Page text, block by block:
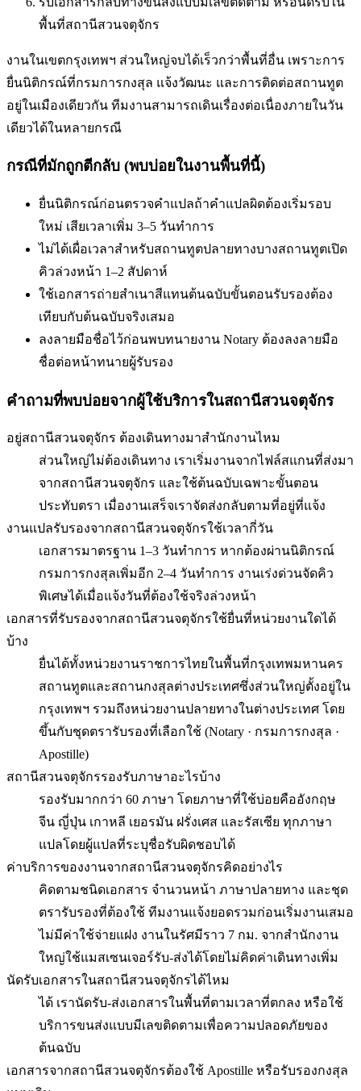
พื้นที่สถานีสวนจตุจักร
งานในเขตกรุงเทพฯ ส่วนใหญ่จบได้เร็วกว่าพื้นที่อื่น เพราะการ
ยื่นนิติกรณ์ที่กรมการกงสุล แจ้งวัฒนะ และการติดต่อสถานทูต
อยู่ในเมืองเดียวกัน ทีมงานสามารถเดินเรื่องต่อเนื่องภายในวัน
เดียวได้ในหลายกรณี
กรณีที่มักถูกตีกลับ (พบบ่อยในงานพื้นที่นี้)
ยื่นนิติกรณ์ก่อนตรวจคำแปลถ้าคำแปลผิดต้องเริ่มรอบ
ใหม่ เสียเวลาเพิ่ม 3–5 วันทำการ
ไม่ได้เผื่อเวลาสำหรับสถานทูตปลายทางบางสถานทูตเปิด
คิวล่วงหน้า 1–2 สัปดาห์
ใช้เอกสารถ่ายสำเนาสีแทนต้นฉบับขั้นตอนรับรองต้อง
เทียบกับต้นฉบับจริงเสมอ
ลงลายมือชื่อไว้ก่อนพบทนายงาน Notary ต้องลงลายมือ
ชื่อต่อหน้าทนายผู้รับรอง
คำถามที่พบบ่อยจากผู้ใช้บริการในสถานีสวนจตุจักร
อยู่สถานีสวนจตุจักร ต้องเดินทางมาสำนักงานไหม
ส่วนใหญ่ไม่ต้องเดินทาง เราเริ่มงานจากไฟล์สแกนที่ส่งมา
จากสถานีสวนจตุจักร และใช้ต้นฉบับเฉพาะขั้นตอน
ประทับตรา เมื่องานเสร็จเราจัดส่งกลับตามที่อยู่ที่แจ้ง
งานแปลรับรองจากสถานีสวนจตุจักรใช้เวลากี่วัน
เอกสารมาตรฐาน 1–3 วันทำการ หากต้องผ่านนิติกรณ์
กรมการกงสุลเพิ่มอีก 2–4 วันทำการ งานเร่งด่วนจัดคิว
พิเศษได้เมื่อแจ้งวันที่ต้องใช้จริงล่วงหน้า
เอกสารที่รับรองจากสถานีสวนจตุจักรใช้ยื่นที่หน่วยงานใดได้
บ้าง
ยื่นได้ทั้งหน่วยงานราชการไทยในพื้นที่กรุงเทพมหานคร
สถานทูตและสถานกงสุลต่างประเทศซึ่งส่วนใหญ่ตั้งอยู่ใน
กรุงเทพฯ รวมถึงหน่วยงานปลายทางในต่างประเทศ โดย
ขึ้นกับชุดตรารับรองที่เลือกใช้ (Notary · กรมการกงสุล ·
Apostille)
สถานีสวนจตุจักรรองรับภาษาอะไรบ้าง
รองรับมากกว่า 60 ภาษา โดยภาษาที่ใช้บ่อยคืออังกฤษ
จีน ญี่ปุ่น เกาหลี เยอรมัน ฝรั่งเศส และรัสเซีย ทุกภาษา
แปลโดยผู้แปลที่ระบุชื่อรับผิดชอบได้
ค่าบริการของงานจากสถานีสวนจตุจักรคิดอย่างไร
คิดตามชนิดเอกสาร จำนวนหน้า ภาษาปลายทาง และชุด
ตรารับรองที่ต้องใช้ ทีมงานแจ้งยอดรวมก่อนเริ่มงานเสมอ
ไม่มีค่าใช้จ่ายแฝง งานในรัศมีราว 7 กม. จากสำนักงาน
ใหญ่ใช้แมสเซนเจอร์รับ-ส่งได้โดยไม่คิดค่าเดินทางเพิ่ม
นัดรับเอกสารในสถานีสวนจตุจักรได้ไหม
ได้ เรานัดรับ-ส่งเอกสารในพื้นที่ตามเวลาที่ตกลง หรือใช้
บริการขนส่งแบบมีเลขติดตามเพื่อความปลอดภัยของ
ต้นฉบับ
เอกสารจากสถานีสวนจตุจักรต้องใช้ Apostille หรือรับรองกงสุล